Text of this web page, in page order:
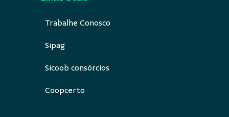
Trabalhe Conosco
Sipag
Sicoob consórcios
Coopcerto